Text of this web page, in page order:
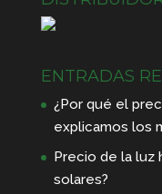
ENTRADAS
¿Por qué el
explicamos los
Precio de la luz
solares?